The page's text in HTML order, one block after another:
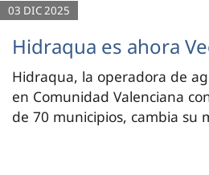
03 DIC 2025
Hidraqua es ahora
Hidraqua, la operadora de
en Comunidad Valenciana
de 70 municipios, cambia su